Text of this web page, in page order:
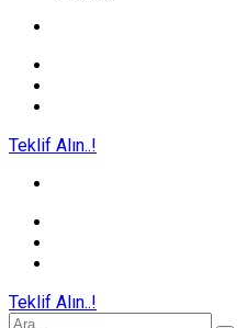
Teklif Alın..!
Teklif Alın..!